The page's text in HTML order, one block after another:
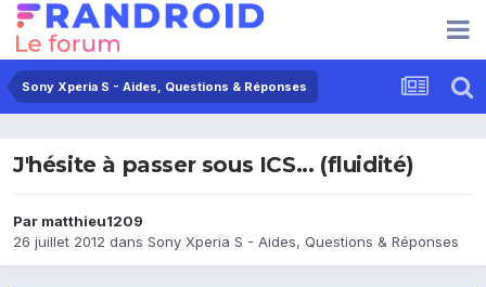
Sony Xperia S - Aides, Questions & Réponses
J'hésite à passer sous ICS... (fluidité)
Par matthieu1209
26 juillet 2012 dans Sony Xperia S - Aides, Questions & Réponses